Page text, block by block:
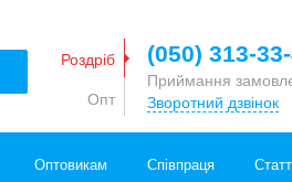
Роздріб
Опт
(050) 313-
Приймання
Зворотний дзвінок
Оптовикам Співпраця